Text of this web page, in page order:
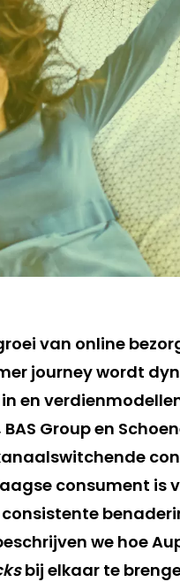
van online
journey wordt
en
BAS Group en
consument is
we hoe
bij elkaar te